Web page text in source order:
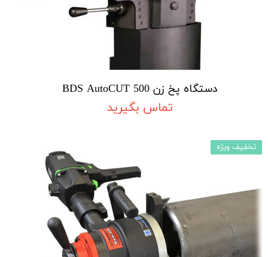
دستگاه پخ زن BDS AutoCUT 500
تماس بگیرید
تخفیف ویژه